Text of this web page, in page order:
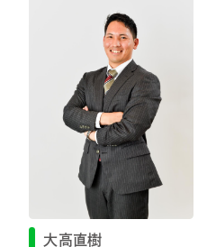
大高直樹